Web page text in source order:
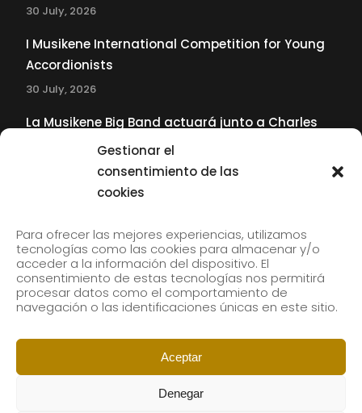
Gestionar el
consentimiento de las
cookies
Para ofrecer las mejores experiencias, utilizamos
tecnologías como las cookies para almacenar y/o
acceder a la información del dispositivo. El
consentimiento de estas tecnologías nos permitirá
procesar datos como el comportamiento de
navegación o las identificaciones únicas en este sitio.
Aceptar
Denegar
30 July, 2026
I Musikene International Competition for Young
Accordionists
30 July, 2026
La Musikene Big Band actuará junto a Charles
Tolliver en el 61 Jazzaldia
Subscribe to our newsletter to receive our news by
email.